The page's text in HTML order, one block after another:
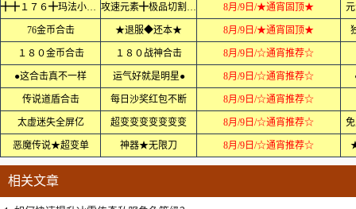
╋╋１７６╋玛法小极品 攻速元素╋极品切割╋╋ 8月/9日/★通宵固顶★
76金币合击 ★退服◆还本★ 8月/9日/★通宵固顶★
１８０金币合击 １８０战神合击 8月/9日/☆通宵推荐☆
●这合击真不一样 运气好就是明星● 8月/9日/☆通宵推荐☆
传说道盾合击 每日沙奖红包不断 8月/9日/☆通宵推荐☆
太虚迷失全屏亿 超变变变变变变变 8月/9日/☆通宵推荐☆
恶魔传说★超变单 神器★无限刀 8月/9日/☆通宵推荐☆
相关文章